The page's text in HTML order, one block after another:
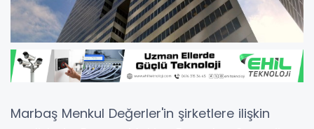
Marbaş Menkul Değerler'in şirketlere ilişkin